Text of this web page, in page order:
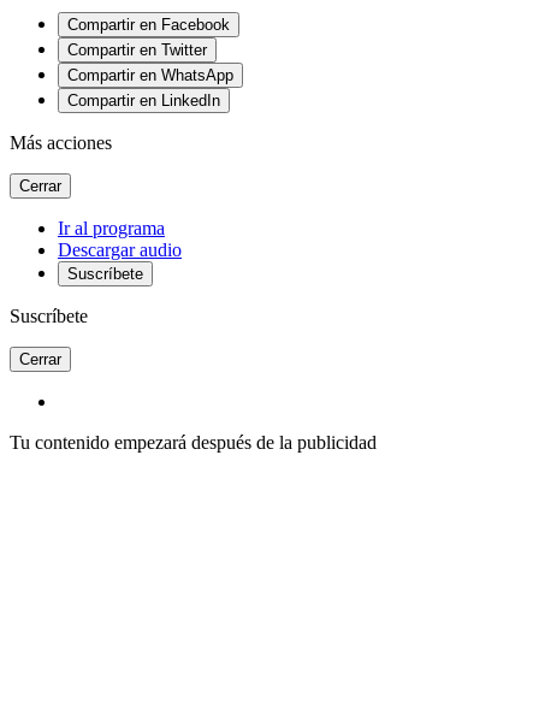
Compartir en Facebook
Compartir en Twitter
Compartir en WhatsApp
Compartir en LinkedIn
Más acciones
Cerrar
Ir al programa
Descargar audio
Suscríbete
Suscríbete
Cerrar
Tu contenido empezará después de la publicidad